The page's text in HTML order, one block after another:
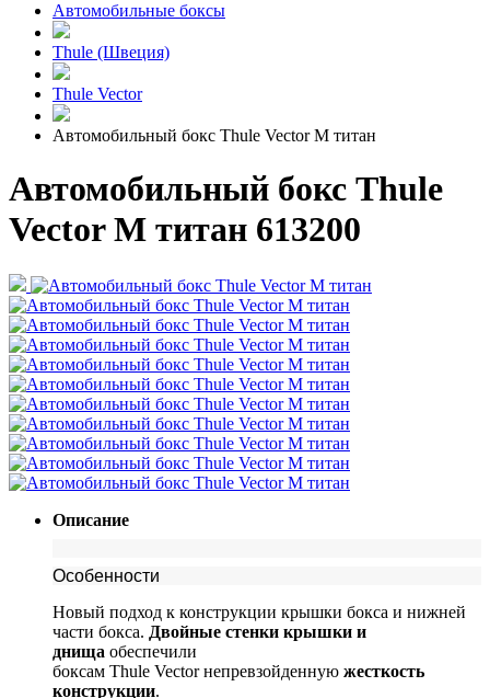
Автомобильные боксы
Thule (Швеция)
Thule Vector
Автомобильный бокс Thule Vector M титан
Автомобильный бокс Thule
Vector M титан 613200
Описание
Особенности
Новый подход к конструкции крышки бокса и нижней
части бокса. Двойные стенки крышки и
днища обеспечили
боксам Thule Vector непревзойденную жесткость
конструкции.